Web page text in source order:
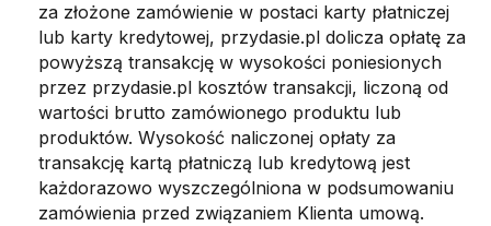
za złożone zamówienie w postaci karty płatniczej
lub karty kredytowej, przydasie.pl dolicza opłatę za
powyższą transakcję w wysokości poniesionych
przez przydasie.pl kosztów transakcji, liczoną od
wartości brutto zamówionego produktu lub
produktów. Wysokość naliczonej opłaty za
transakcję kartą płatniczą lub kredytową jest
każdorazowo wyszczególniona w podsumowaniu
zamówienia przed związaniem Klienta umową.